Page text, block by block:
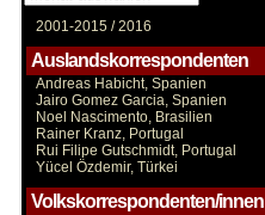
2001-2015 /2016
Auslandskorrespondenten
Andreas Habicht, Spanien
Jairo Gomez Garcia, Spanien
Noel Nascimento, Brasilien
Rainer Kranz, Portugal
Rui Filipe Gutschmidt, Portugal
Yücel Özdemir, Türkei
Volkskorrespondenten/innen